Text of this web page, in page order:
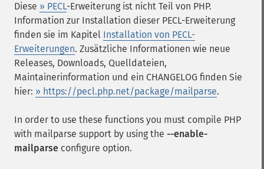
Diese » PECL-Erweiterung ist nicht Teil von PHP.
Information zur Installation dieser PECL-Erweiterung
finden sie im Kapitel Installation von PECL-
Erweiterungen. Zusätzliche Informationen wie neue
Releases, Downloads, Quelldateien,
Maintainerinformation und ein CHANGELOG finden Sie
hier: » https://pecl.php.net/package/mailparse.
In order to use these functions you must compile PHP
with mailparse support by using the --enable-
mailparse configure option.